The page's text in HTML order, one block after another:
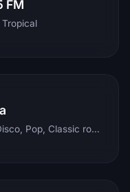
FM
Tropical
Dance, Rock, R'n'b, Disco, Pop, Classic rock, Techno, Reggae